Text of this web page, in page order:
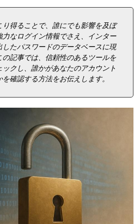
り得ることで、誰にでも影響を及ぼ
力なログイン情報でさえ、インター
たパスワードのデータベースに現
記事では、信頼性のあるツールを
クし、誰かがあなたのアカウント
確認する方法をお伝えします。